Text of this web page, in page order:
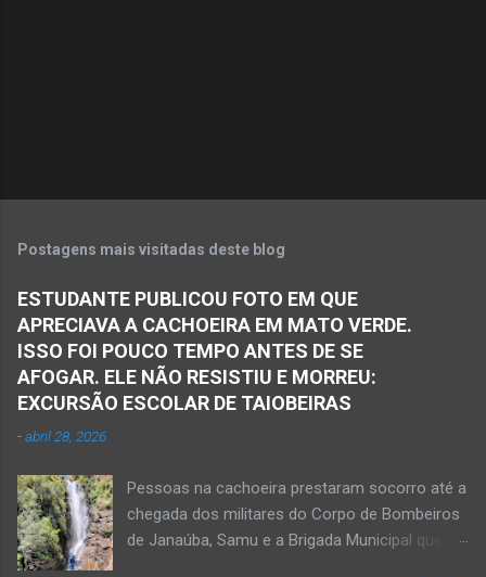
Postagens mais visitadas deste blog
ESTUDANTE PUBLICOU FOTO EM QUE
APRECIAVA A CACHOEIRA EM MATO VERDE.
ISSO FOI POUCO TEMPO ANTES DE SE
AFOGAR. ELE NÃO RESISTIU E MORREU:
EXCURSÃO ESCOLAR DE TAIOBEIRAS
-abril 28, 2026
Pessoas na cachoeira prestaram socorro até a
chegada dos militares do Corpo de Bombeiros
de Janaúba, Samu e a Brigada Municipal que